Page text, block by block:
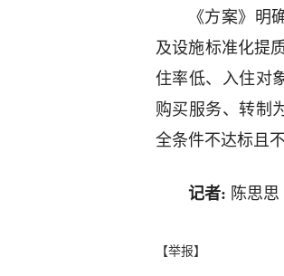
《方案》明
及设施标准化提
住率低、入住对
购买服务、转制
全条件不达标且
记者: 陈思思
【举报】